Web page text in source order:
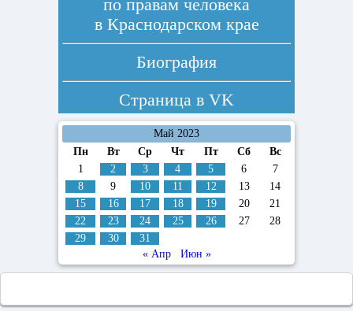
по правам человека
в Краснодарском крае
Биография
Страница в VK
Май 2023
Пн
Вт Ср Чт Пт Сб
Вс
1
2 3 4 5 6
7
8
9 10 11 12 13
14
15
16 17 18 19 20
21
22
23 24 25 26 27
28
29
30
31
« Апр
Июн »